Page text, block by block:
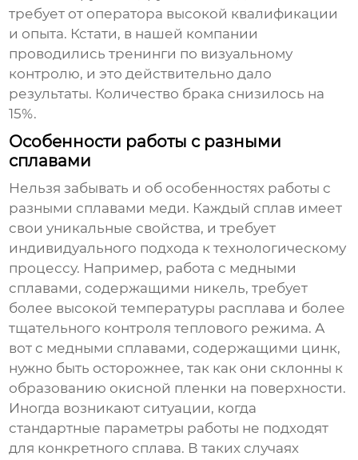
требует от оператора высокой квалификации
и опыта. Кстати, в нашей компании
проводились тренинги по визуальному
контролю, и это действительно дало
результаты. Количество брака снизилось на
15%.
Особенности работы с разными
сплавами
Нельзя забывать и об особенностях работы с
разными сплавами меди. Каждый сплав имеет
свои уникальные свойства, и требует
индивидуального подхода к технологическому
процессу. Например, работа с медными
сплавами, содержащими никель, требует
более высокой температуры расплава и более
тщательного контроля теплового режима. А
вот с медными сплавами, содержащими цинк,
нужно быть осторожнее, так как они склонны к
образованию окисной пленки на поверхности.
Иногда возникают ситуации, когда
стандартные параметры работы не подходят
для конкретного сплава. В таких случаях